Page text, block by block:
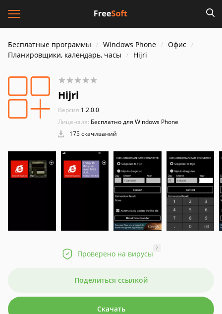
Бесплатные программы Windows Phone
Офис
Планировщики, календарь, часы
Hijri
Hijri
Версия:1.2.0.0
Лицензия: Бесплатно для Windows Phone
175 скачиваний
Проверено на вирусы
?
Поделиться ссылкой
Скачать